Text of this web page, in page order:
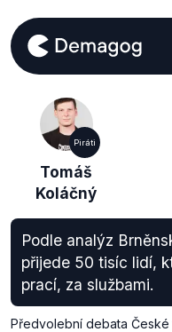
Piráti
Tomáš
Koláčný
Podle analýz
přijede 50 tisíc lidí,
prací, za službami.
Předvolební debata